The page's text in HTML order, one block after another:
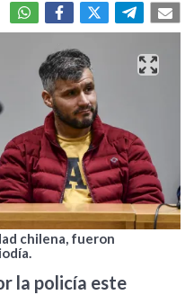
chilena, fueron
la policía este